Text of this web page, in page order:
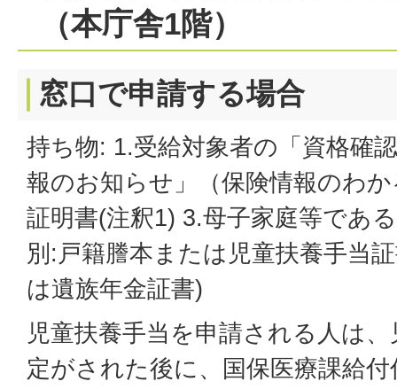
（本庁舎1階）
窓口で申請する場合
持ち物: 1.受給対象者の「資格確
報のお知らせ」（保険情報のわ
証明書(注釈1) 3.母子家庭等であ
別:戸籍謄本または児童扶養手当
は遺族年金証書)
児童扶養手当を申請される人は
定がされた後に、国保医療課給